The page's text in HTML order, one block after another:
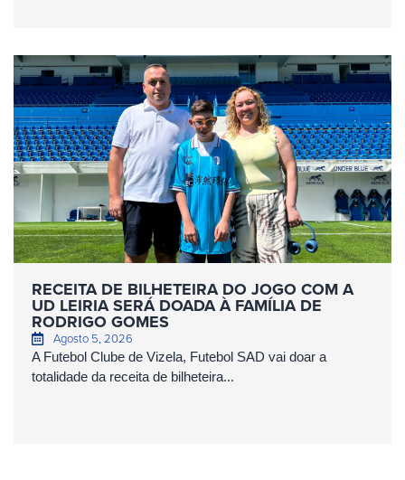
RECEITA DE BILHETEIRA DO JOGO COM A
UD LEIRIA SERÁ DOADA À FAMÍLIA DE
RODRIGO GOMES
Agosto 5, 2026
A Futebol Clube de Vizela, Futebol SAD vai doar a
totalidade da receita de bilheteira...